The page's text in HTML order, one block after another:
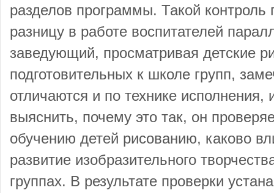
разделов программы. Такой контроль
разницу в работе воспитателей
заведующий, просматривая детские
подготовительных к школе групп,
отличаются и по технике
выяснить, почему это так, он
обучению детей рисованию, каково
развитие изобразительного
группах. В результате проверки